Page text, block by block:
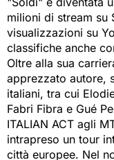
milioni di stream su
visualizzazioni su
classifiche anche
Oltre alla sua
apprezzato autore,
italiani, tra cui
Fabri Fibra e Gué
ITALIAN ACT agli
intrapreso un tour
città europee. Nel